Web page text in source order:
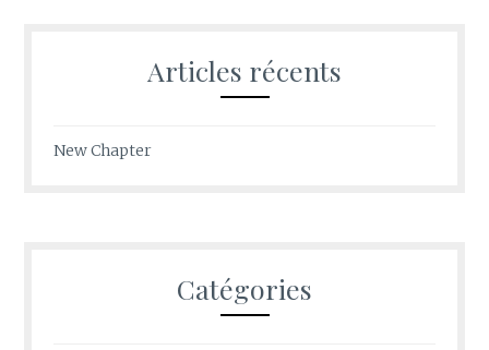
Articles récents
New Chapter
Catégories